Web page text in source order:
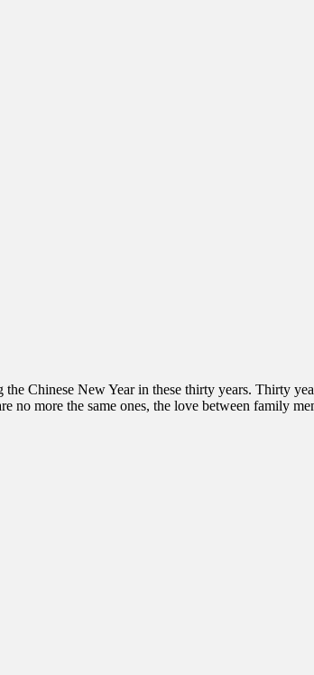
Chinese New Year in these thirty years. Thirty
no more the same ones, the love between family